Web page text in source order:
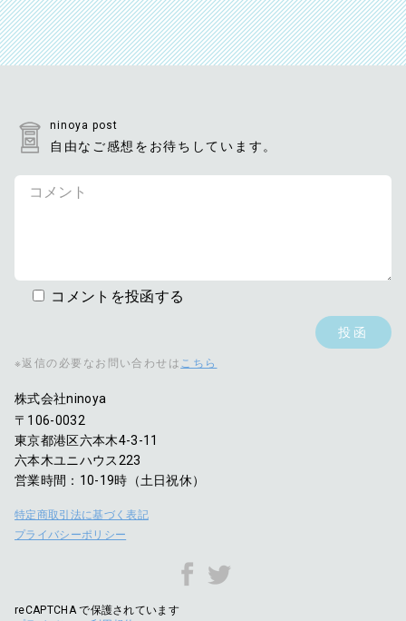
ninoya post
自由なご感想をお待ちしています。
コメントを投函する
※返信の必要なお問い合わせは こちら
株式会社ninoya
〒106-0032
東京都港区六本木4-3-11
六本木ユニハウス223
営業時間：10-19時（土日祝休）
特定商取引法に基づく表記
プライバシーポリシー
reCAPTCHA で保護されています